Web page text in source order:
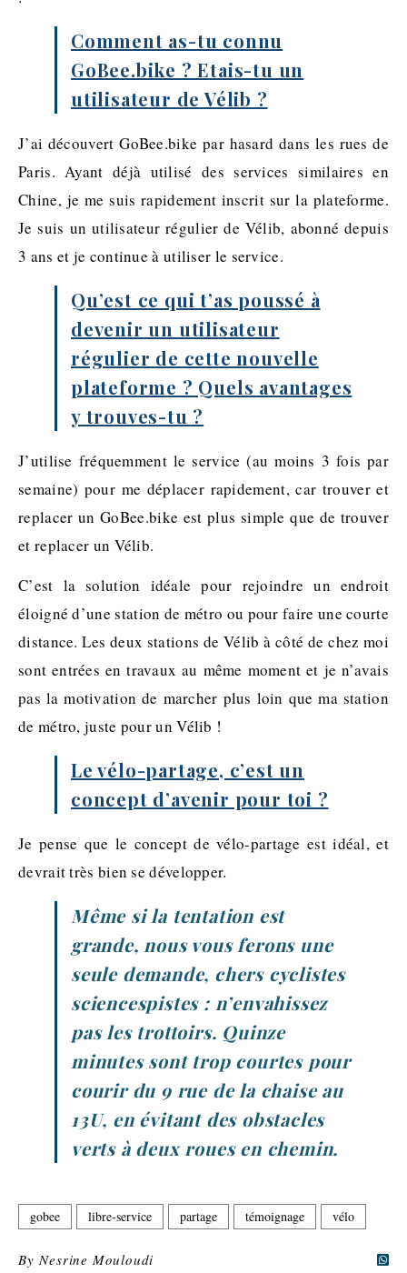
Comment as-tu connu
GoBee.bike ? Etais-tu un
utilisateur de Vélib ?
J’ai découvert GoBee.bike par hasard dans les rues de
Paris. Ayant déjà utilisé des services similaires en
Chine, je me suis rapidement inscrit sur la plateforme.
Je suis un utilisateur régulier de Vélib, abonné depuis
3 ans et je continue à utiliser le service.
Qu’est ce qui t’as poussé à
devenir un utilisateur
régulier de cette nouvelle
plateforme ? Quels avantages
y trouves-tu ?
J’utilise fréquemment le service (au moins 3 fois par
semaine) pour me déplacer rapidement, car trouver et
replacer un GoBee.bike est plus simple que de trouver
et replacer un Vélib.
C’est la solution idéale pour rejoindre un endroit
éloigné d’une station de métro ou pour faire une courte
distance. Les deux stations de Vélib à côté de chez moi
sont entrées en travaux au même moment et je n’avais
pas la motivation de marcher plus loin que ma station
de métro, juste pour un Vélib !
Le vélo-partage, c’est un
concept d’avenir pour toi ?
Je pense que le concept de vélo-partage est idéal, et
devrait très bien se développer.
Même si la tentation est
grande, nous vous ferons une
seule demande, chers cyclistes
sciencespistes : n’envahissez
pas les trottoirs. Quinze
minutes sont trop courtes pour
courir du 9 rue de la chaise au
13U, en évitant des obstacles
verts à deux roues en chemin.
gobee libre-service partage témoignage vélo
By Nesrine Mouloudi